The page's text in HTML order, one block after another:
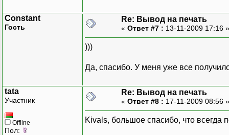
Constant
Гость
Re: Вывод на печать
« Ответ #7 : 13-11-2009 17:16
)))
Да, спасибо. У меня уже все
tata
Участник
Offline
Пол:
Re: Вывод на печать
« Ответ #8 : 17-11-2009 08:56
Kivals, большое спасибо, что всегда